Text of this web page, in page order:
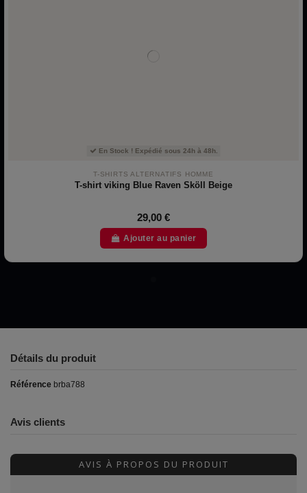
En Stock ! Expédié sous 24h à 48h.
T-SHIRTS ALTERNATIFS HOMME
T-shirt viking Blue Raven Sköll Beige
29,00 €
Ajouter au panier
Détails du produit
Référence brba788
Avis clients
AVIS À PROPOS DU PRODUIT